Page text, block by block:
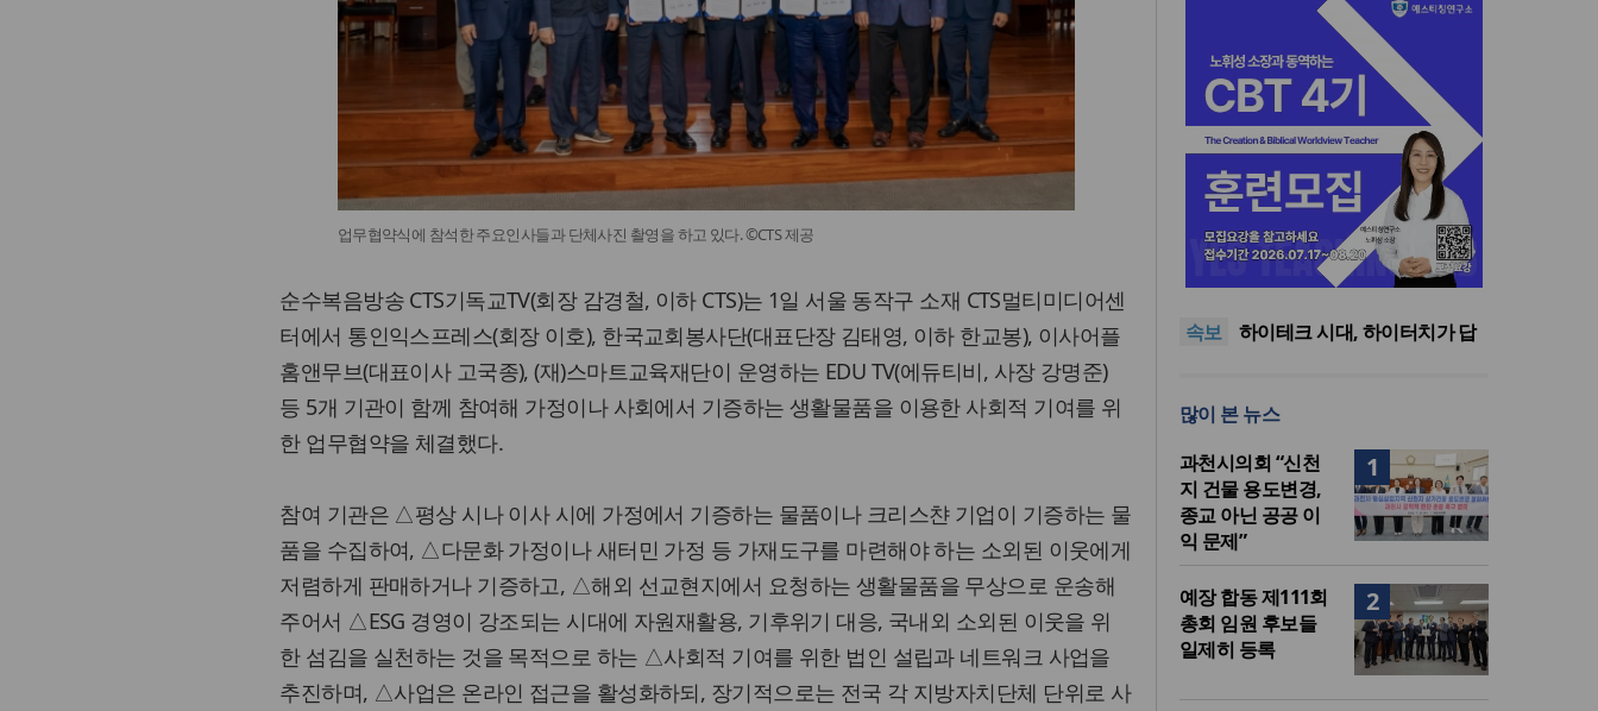
업무협약식에 참석한 주요인사들과 단체사진 촬영을 하고 있다. ©CTS 제공
순수복음방송 CTS기독교TV(회장 감경철, 이하 CTS)는 1일 서울 동작구 소재 CTS멀티미디어센
터에서 통인익스프레스(회장 이호), 한국교회봉사단(대표단장 김태영, 이하 한교봉), 이사어플
홈앤무브(대표이사 고국종), (재)스마트교육재단이 운영하는 EDU TV(에듀티비, 사장 강명준)
등 5개 기관이 함께 참여해 가정이나 사회에서 기증하는 생활물품을 이용한 사회적 기여를 위
한 업무협약을 체결했다.
참여 기관은 △평상 시나 이사 시에 가정에서 기증하는 물품이나 크리스챤 기업이 기증하는 물
품을 수집하여, △다문화 가정이나 새터민 가정 등 가재도구를 마련해야 하는 소외된 이웃에게
저렴하게 판매하거나 기증하고, △해외 선교현지에서 요청하는 생활물품을 무상으로 운송해
주어서 △ESG 경영이 강조되는 시대에 자원재활용, 기후위기 대응, 국내외 소외된 이웃을 위
한 섬김을 실천하는 것을 목적으로 하는 △사회적 기여를 위한 법인 설립과 네트워크 사업을
추진하며, △사업은 온라인 접근을 활성화하되, 장기적으로는 전국 각 지방자치단체 단위로 사
속보
사랑과 공의로 열리는 하나님
나라의 회복 원리
어쿠스틱 피아노 찬송가 시리
가을학기 개강… “다음세대 선
하이테크 시대, 하이터치가 답
나라의 회복 원리
어쿠스틱 피아노 찬송가 시리
즈의 새 앨범 발매
많이 본 뉴스
1
과천시의회 “신천
지 건물 용도변경,
종교 아닌 공공 이
익 문제”
2
예장 합동 제111회
총회 임원 후보들
일제히 등록